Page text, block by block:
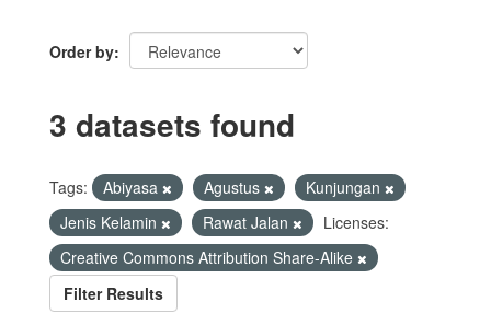
Order by
3 datasets found
Tags: Abiyasa Agustus
Kunjungan
Jenis Kelamin
Rawat Jalan
Licenses:
Creative Commons Attribution Share-Alike
Filter Results